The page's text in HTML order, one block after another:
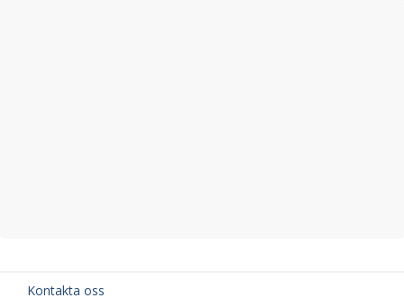
Kontakta oss